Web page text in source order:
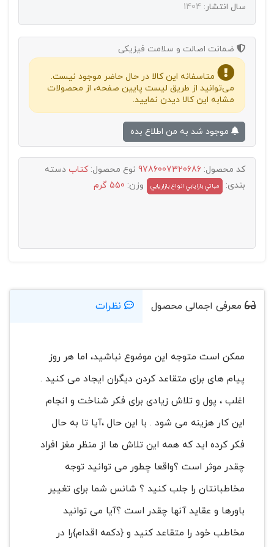
سال انتشار: 1404
ضمانت اصالت و سلامت فیزیکی
متاسفانه این کالا در حال حاضر موجود نیست.
می‌توانید از طریق لیست پایین صفحه، از محصولات
مشابه این کالا دیدن نمایید.
کد محصول: 9786007320686 نوع محصول:کتاب دسته
بندی:
مباتي بازايابي انواع بازاريابي وزن: 550 گرم
معرفی اجمالی محصول نظرات
ممکن است متوجه این موضوع نباشید، اما هر روز
پیام های برای متقاعد کردن دیگران ایجاد می کنید .
اغلب ، پول و تلاش زیادی برای فکر شناخت و انجام
این کار هزینه می شود . با این حال ،آیا تا به حال
فکر کرده اید که همه این تلاش ها از منظر مغز افراد
چقدر موثر است ؟واقعا چطور می توانید توجه
مخاطبانتان را جلب کنید ؟ شانس شما برای تغییر
باورها و عقاید آنها چقدر است ؟آیا می توانید
مخاطب خود را متقاعد کنید و {دکمه اقدام}را در